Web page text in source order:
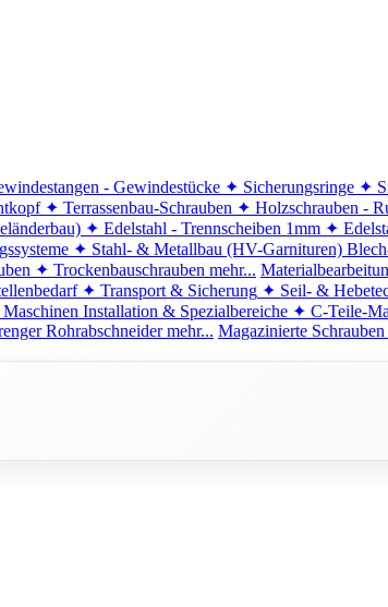
- Gewindestücke ✦ Sicherungsringe ✦
✦ Terrassenbau-Schrauben ✦ Holzschrauben -
✦ Edelstahl - Trennscheiben 1mm ✦
✦ Stahl- & Metallbau (HV-Garnituren)
✦ Trockenbauschrauben mehr...
✦ Transport & Sicherung ✦ Seil- &
Installation & Spezialbereiche ✦ C-Teile-
Rohrabschneider mehr... Magazinierte Schrauben